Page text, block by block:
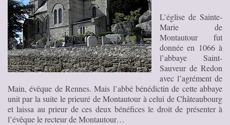
L’église de Sainte-
Marie de
Montautour fut
donnée en 1066 à
l’abbaye Saint-
Sauveur de Redon
avec l’agrément de
Main, évêque de Rennes. Mais l’abbé bénédictin de cette abbaye
unit par la suite le prieuré de Montautour à celui de Châteaubourg
et laissa au prieur de ces deux bénéfices le droit de présenter à
l’évêque le recteur de Montautour…